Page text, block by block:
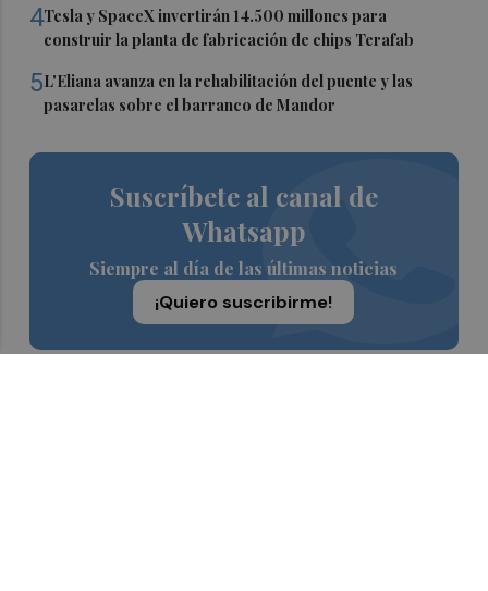
4Tesla y SpaceX invertirán 14.500 millones para
construir la planta de fabricación de chips Terafab
5L'Eliana avanza en la rehabilitación del puente y las
pasarelas sobre el barranco de Mandor
Suscríbete al canal de
Whatsapp
Siempre al día de las últimas noticias
¡Quiero suscribirme!